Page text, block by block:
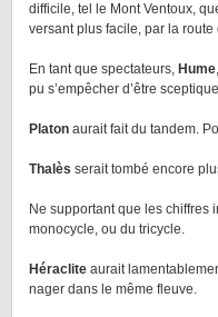
difficile, tel le Mont Ventoux,
versant plus facile, par la route
En tant que spectateurs, Hume,
pu s’empêcher d’être
Platon aurait fait du tandem.
Thalès serait tombé encore
Ne supportant que les chiffres
monocycle, ou du tricycle.
Héraclite aurait
nager dans le même fleuve.